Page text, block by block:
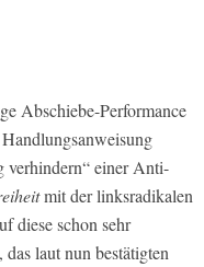
Abschiebe-Performance
verhindern“ einer Anti-
mit der linksradikalen
diese schon sehr
laut nun bestätigten